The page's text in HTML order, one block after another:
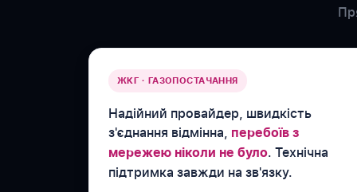
ЖКГ · ГАЗОПОСТАЧАННЯ
Надійний провайдер, швидкість
з'єднання відмінна, перебоїв з
мережею ніколи не було. Технічна
підтримка завжди на зв'язку.